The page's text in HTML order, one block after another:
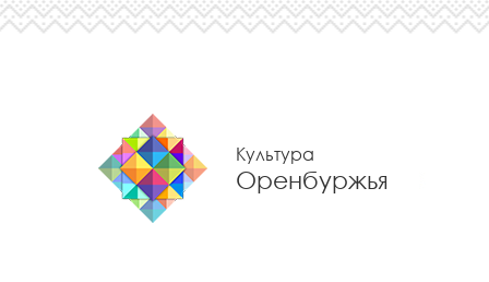
Культура
Оренбуржья